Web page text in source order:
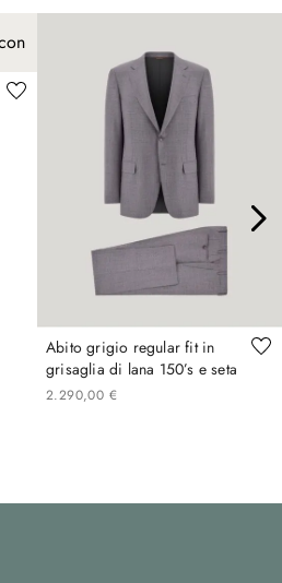
Abito grigio regular fit in
grisaglia di lana 150’s e seta
2.290,00 €